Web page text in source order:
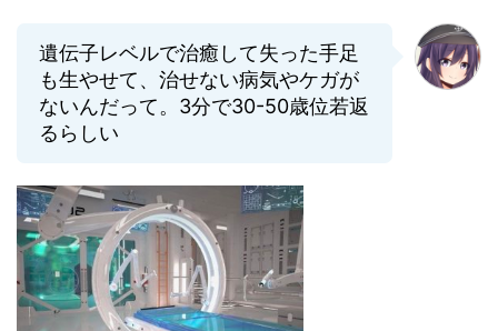
遺伝子レベルで治癒して失った手足
も生やせて、治せない病気やケガが
ないんだって。3分で30-50歳位若返
るらしい